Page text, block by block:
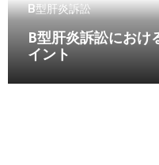
B型肝炎訴訟
B型肝炎訴訟におけ
イント